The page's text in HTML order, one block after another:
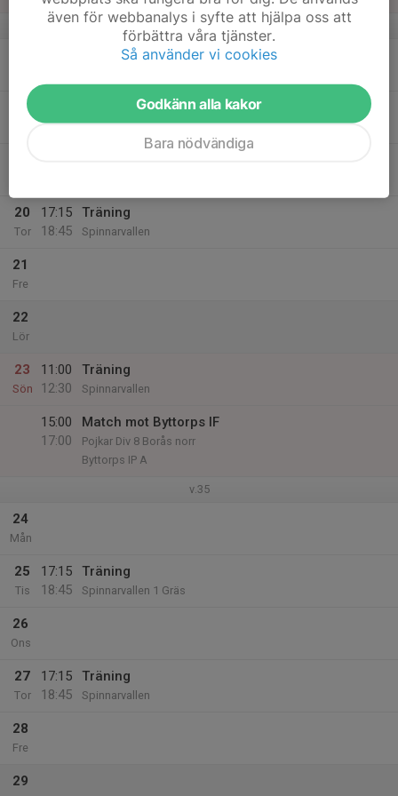
v.34
Träning med Hemsjö
18
18:45
Spinnarvallen 1 Gräs
20
Tor
17:15
18:45
Träning
Spinnarvallen
21
Fre
22
Lör
23
Sön
11:00
12:30
Träning
Spinnarvallen
15:00
17:00
Match mot Byttorps IF
Pojkar Div 8 Borås norr
Byttorps IP A
v.35
24
Mån
25
Tis
17:15
18:45
Träning
Spinnarvallen 1 Gräs
26
Ons
27
Tor
17:15
18:45
Träning
Spinnarvallen
28
Fre
29
även för webbanalys i syfte att hjälpa oss att
förbättra våra tjänster.
Så använder vi cookies
Godkänn alla kakor
Bara nödvändiga